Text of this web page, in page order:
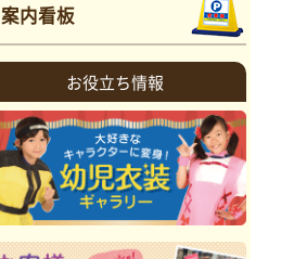
案内看板
お役立ち情報